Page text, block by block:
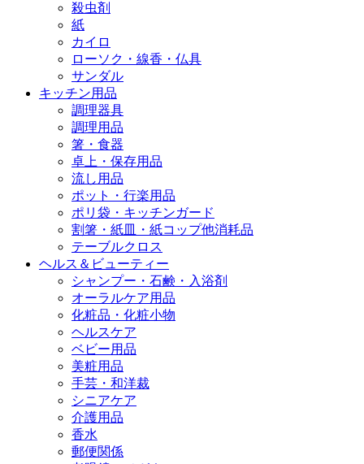
殺虫剤
紙
カイロ
ローソク・線香・仏具
サンダル
キッチン用品
調理器具
調理用品
箸・食器
卓上・保存用品
流し用品
ポット・行楽用品
ポリ袋・キッチンガード
割箸・紙皿・紙コップ他消耗品
テーブルクロス
ヘルス＆ビューティー
シャンプー・石鹸・入浴剤
オーラルケア用品
化粧品・化粧小物
ヘルスケア
ベビー用品
美粧用品
手芸・和洋裁
シニアケア
介護用品
香水
郵便関係